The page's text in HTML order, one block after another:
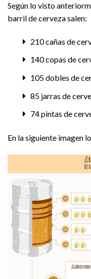
Según lo visto
barril de cerveza salen:
210 cañas de
140 copas de
105 dobles de
85 jarras de
74 pintas de
En la siguiente imagen